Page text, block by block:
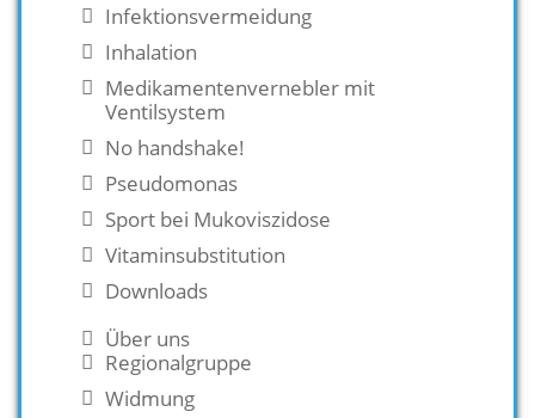
Infektionsvermeidung
Inhalation
Medikamentenvernebler mit
Ventilsystem
No handshake!
Pseudomonas
Sport bei Mukoviszidose
Vitaminsubstitution
Downloads
Über uns
Regionalgruppe
Widmung